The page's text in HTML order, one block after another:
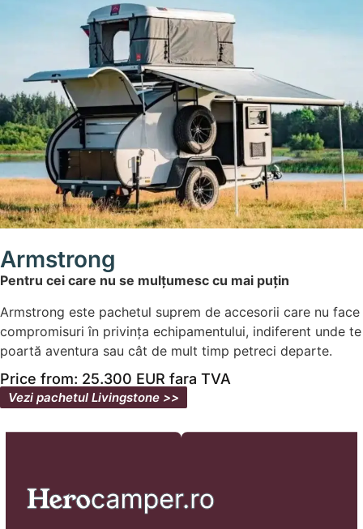
Armstrong
Pentru cei care nu se mulțumesc cu mai puțin
Armstrong este pachetul suprem de accesorii care nu face
compromisuri în privința echipamentului, indiferent unde te
poartă aventura sau cât de mult timp petreci departe.
Price from: 25.300 EUR fara TVA
Vezi pachetul Livingstone >>